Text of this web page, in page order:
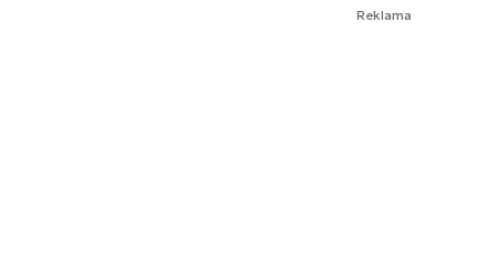
Reklama